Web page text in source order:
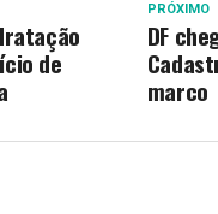
PRÓXIMO
DF
marco
de